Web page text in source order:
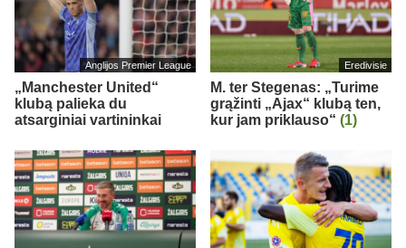
Anglijos Premier League
„Manchester United“
klubą palieka du
atsarginiai vartininkai
Eredivisie
M. ter Stegenas: „Turime
grąžinti „Ajax“ klubą ten,
kur jam priklauso“ (1)